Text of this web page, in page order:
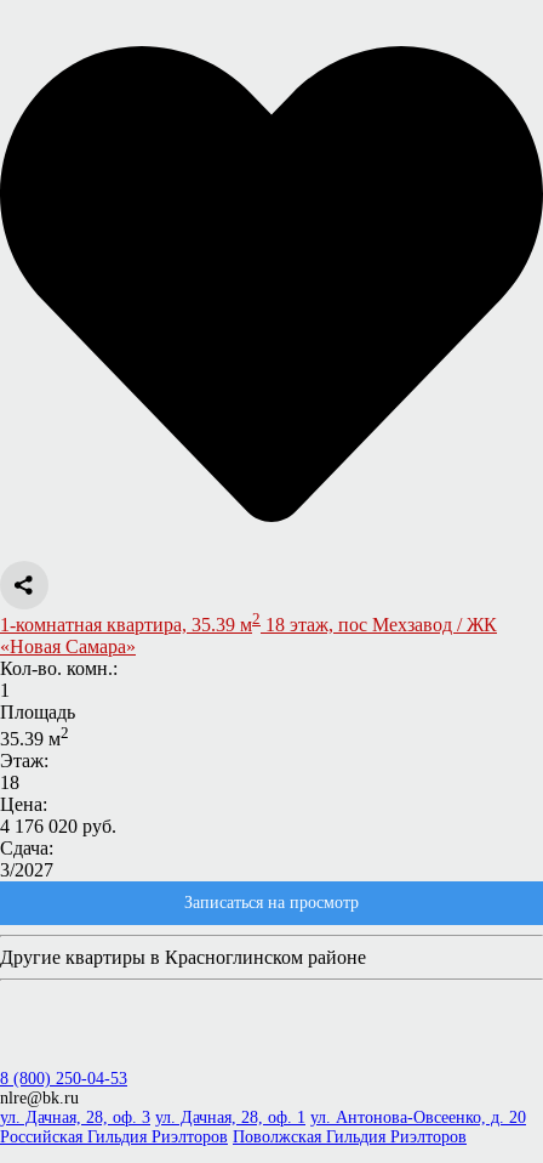
1-комнатная квартира, 35.39 м2 18 этаж, пос Мехзавод / ЖК
«Новая Самара»
Кол-во. комн.:
1
Площадь
35.39 м2
Этаж:
18
Цена:
4 176 020 руб.
Сдача:
3/2027
Записаться на просмотр
Другие квартиры в Красноглинском районе
8 (800) 250-04-53
nlre@bk.ru
ул. Дачная, 28, оф. 3 ул. Дачная, 28, оф. 1 ул. Антонова-Овсеенко, д. 20
Российская Гильдия Риэлторов Поволжская Гильдия Риэлторов